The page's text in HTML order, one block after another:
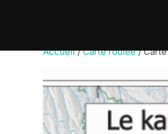
Accueil/Carte roulée/ Carte